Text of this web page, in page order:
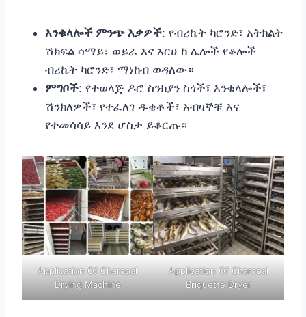
እንቁላሎች ምንጭ እቃዎች: የብሪኬት ካሮንድ፣ አትክልት
ሽክፍል ሳማይ፣ ወይራ እና እርሀ ከ ሌሎች የቆሎች
ብሪኬት ካሮንድ፣ ማነከብ ወዳለው።
ምግቦች: የተወላጅ ዶሮ ስንክያን ስጎች፣ እንቁላሎች፣
ሽንክለዎች፣ የተፈለገ ዱቄቶች፣ አብዛኞቹ እና
የተመሳሳይ እንደ ሆስታ ይቆርጡ።
Application Of Charcoal
Drying Machine
Application Of Charcoal
Briquette Dryer